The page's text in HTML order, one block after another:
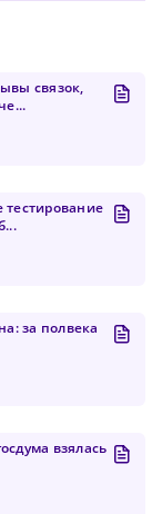
связок,
за полвека
взялась